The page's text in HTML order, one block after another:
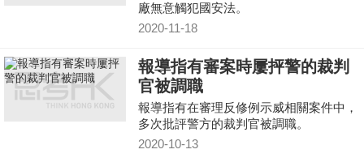
廠無意觸犯國安法。
2020-11-18
報導指有審案時屢抨警的裁判
官被調職
報導指有在審理反修例示威相關案件中，
多次批評警方的裁判官被調職。
2020-10-13